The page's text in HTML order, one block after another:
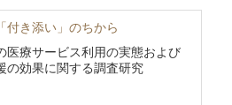
「付き添い」のちから
医療サービス利用の実態および
の効果に関する調査研究